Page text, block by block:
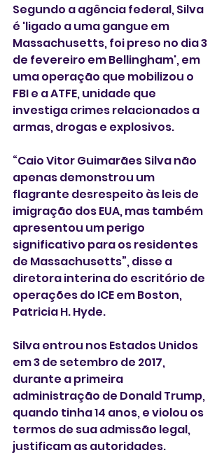
Segundo a agência federal, Silva
é 'ligado a uma gangue em
Massachusetts, foi preso no dia 3
de fevereiro em Bellingham', em
uma operação que mobilizou o
FBI e a ATFE, unidade que
investiga crimes relacionados a
armas, drogas e explosivos.
“Caio Vitor Guimarães Silva não
apenas demonstrou um
flagrante desrespeito às leis de
imigração dos EUA, mas também
apresentou um perigo
significativo para os residentes
de Massachusetts”, disse a
diretora interina do escritório de
operações do ICE em Boston,
Patricia H. Hyde.
Silva entrou nos Estados Unidos
em 3 de setembro de 2017,
durante a primeira
administração de Donald Trump,
quando tinha 14 anos, e violou os
termos de sua admissão legal,
justificam as autoridades.